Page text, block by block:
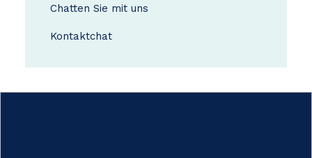
Chatten Sie mit uns
Kontaktchat